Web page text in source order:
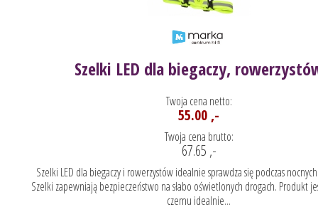
Szelki LED dla biegaczy,
Twoja cena netto:
55.00 ,-
Twoja cena brutto:
67.65 ,-
Szelki LED dla biegaczy i rowerzystów idealnie sprawdza się podczas
Szelki zapewniają bezpieczeństwo na słabo oświetlonych drogach. Produkt
czemu idealnie...